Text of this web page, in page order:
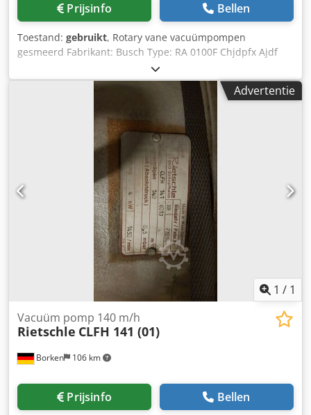
Prijsinfo Bellen
Toestand: gebruikt, Rotary vane vacuümpompen
gesmeerd Fabrikant: Busch Type: RA 0100F Chjdpfx Ajdf
Imvjm Rja Status: Demo Garantie: 12 maanden Levertijd:
Gelieve te informeren
Advertentie
1 / 1
Borken 106 km
Vacuüm pomp 140 m/h
Rietschle CLFH 141 (01)
Prijsinfo Bellen